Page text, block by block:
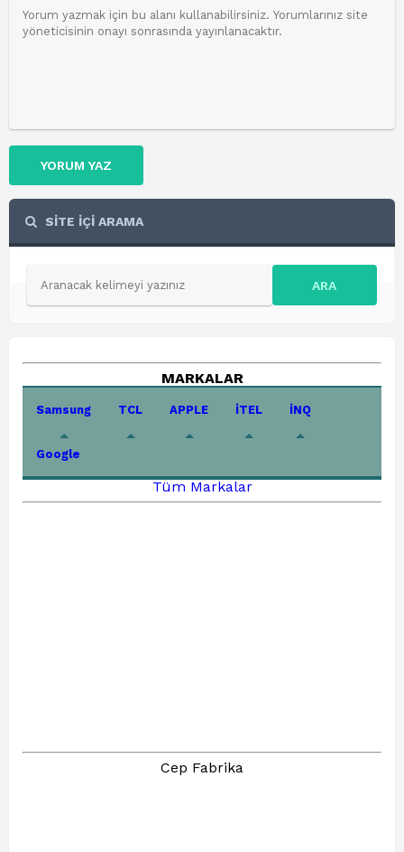
YORUM YAZ
SİTE İÇİ ARAMA
ARA
MARKALAR
Samsung TCL APPLE İTEL İNQ
Google
Tüm Markalar
Cep Fabrika